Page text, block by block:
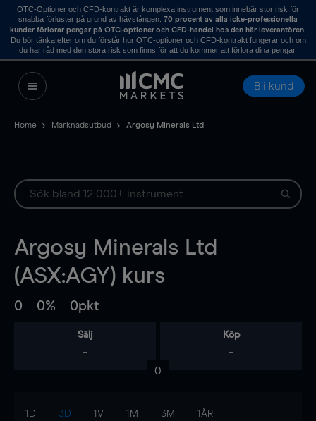
OTC-Optioner och CFD-kontrakt är komplexa instrument som innebär stor risk för
snabba förluster på grund av hävstången. 70 procent av alla icke-professionella
kunder förlorar pengar på OTC-optioner och CFD-handel hos den här leverantören.
Du bör tänka efter om du förstår hur OTC-optioner och CFD-kontrakt fungerar och om
du har råd med den stora risk som finns för att du kommer att förlora dina pengar.
Bli kund
Home Marknadsutbud Argosy Minerals Ltd
Argosy Minerals Ltd
(ASX:AGY) kurs
0 0% 0pkt
Sälj
-
Köp
-
0
1D 3D 1V 1M 3M 1ÅR